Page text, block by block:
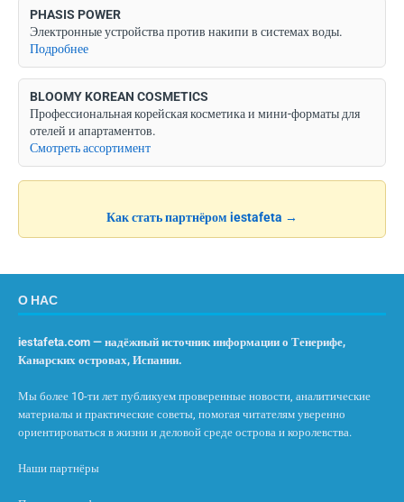
PHASIS POWER
Электронные устройства против накипи в системах воды.
Подробнее
BLOOMY KOREAN COSMETICS
Профессиональная корейская косметика и мини-форматы для
отелей и апартаментов.
Смотреть ассортимент
Как стать партнёром iestafeta →
О НАС
iestafeta.com — надёжный источник информации о Тенерифе,
Канарских островах, Испании.
Мы более 10-ти лет публикуем проверенные новости, аналитические
материалы и практические советы, помогая читателям уверенно
ориентироваться в жизни и деловой среде острова и королевства.
Наши партнёры